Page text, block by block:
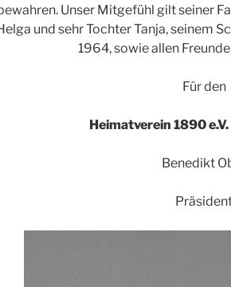
Unser Mitgefühl gilt seiner
und sehr Tochter Tanja, seinem
1964, sowie allen
Für den
Heimatverein 1890
Benedikt